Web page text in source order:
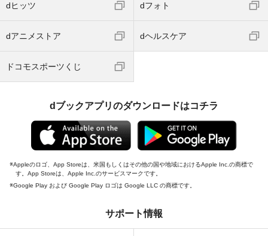
dヒッツ dフォト
dアニメストア dヘルスケア
ドコモスポーツくじ
dブックアプリのダウンロードはコチラ
Appleのロゴ、App Storeは、米国もしくはその他の国や地域におけるApple Inc.の商標で
す。App Storeは、Apple Inc.のサービスマークです。
Google Play および Google Play ロゴは Google LLC の商標です。
サポート情報